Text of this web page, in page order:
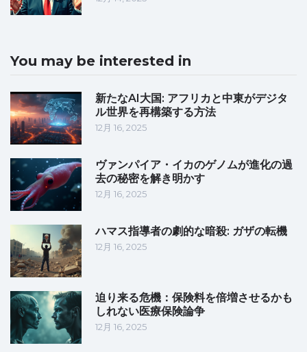
You may be interested in
新たなAI大国: アフリカと中東がデジタ
ル世界を再構築する方法
12月 16, 2025
ヴァンパイア・イカのゲノムが進化の過
去の秘密を解き明かす
12月 16, 2025
ハマス指導者の劇的な暗殺: ガザの転機
12月 16, 2025
迫り来る危機：保険料を倍増させるかも
しれない医療保険論争
12月 16, 2025